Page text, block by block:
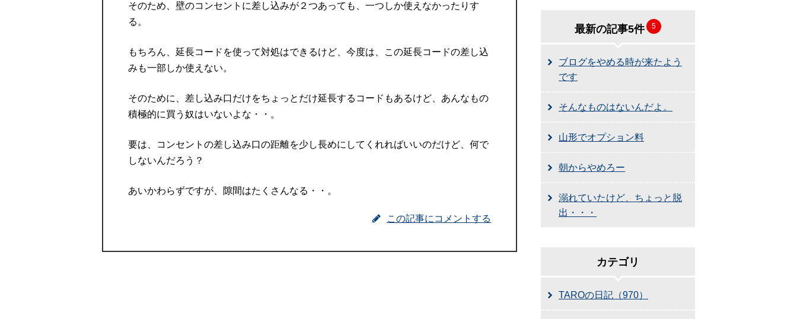
そのため、壁のコンセントに差し込みが２つあっても、一つしか使えなかったりす
る。
もちろん、延長コードを使って対処はできるけど、今度は、この延長コードの差し込
みも一部しか使えない。
そのために、差し込み口だけをちょっとだけ延長するコードもあるけど、あんなもの
積極的に買う奴はいないよな・・。
要は、コンセントの差し込み口の距離を少し長めにしてくれればいいのだけど、何で
しないんだろう？
あいかわらずですが、隙間はたくさんなる・・。
この記事にコメントする
最新の記事5件 5
ブログをやめる時が来たよう
です
そんなものはないんだよ。
山形でオプション料
朝からやめろー
溺れていたけど、ちょっと脱
出・・・
カテゴリ
TAROの日記（970）